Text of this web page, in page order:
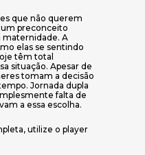
que não querem
preconceito
maternidade. A
elas se sentindo
têm total
situação. Apesar de
tomam a decisão
Jornada dupla
falta de
a essa escolha.
utilize o player